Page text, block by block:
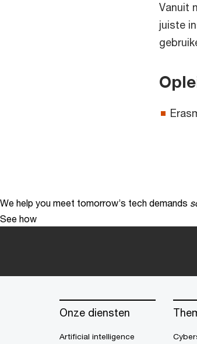
Vanuit
juiste
We help you meet tomorrow’s tech demands
See how
Onze diensten
Artificial intelligence